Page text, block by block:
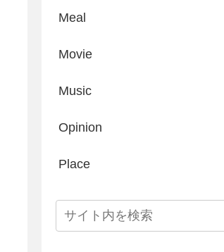
Meal
Movie
Music
Opinion
Place